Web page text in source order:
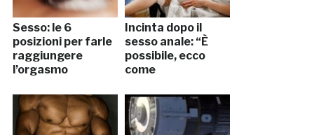
Sesso: le 6
posizioni per farle
raggiungere
l’orgasmo
Incinta dopo il
sesso anale: “È
possibile, ecco
come